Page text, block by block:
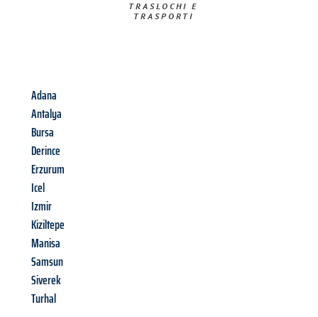
TRASLOCHI E
TRASPORTI​
Adana
Antalya
Bursa
Derince
Erzurum
Icel
Izmir
Kiziltepe
Manisa
Samsun
Siverek
Turhal